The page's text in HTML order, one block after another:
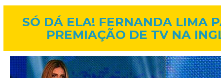
SÓ DÁ ELA! FERNANDA LIMA
PREMIAÇÃO DE TV NA